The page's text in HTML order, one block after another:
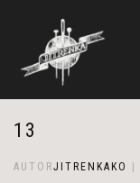
13
AUTORJITRENKAKO